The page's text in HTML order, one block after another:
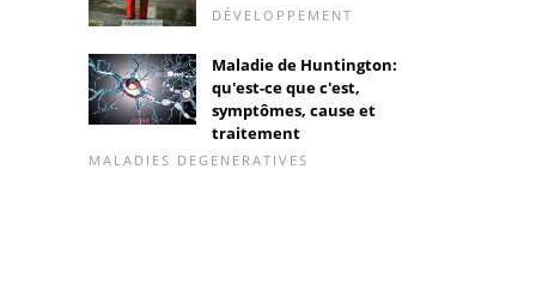
DÉVELOPPEMENT
Maladie de Huntington:
qu'est-ce que c'est,
symptômes, cause et
traitement
MALADIES DEGENERATIVES